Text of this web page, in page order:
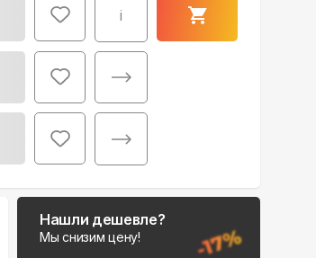
В WhatsApp
i
Нашли дешевле?
Мы снизим цену!